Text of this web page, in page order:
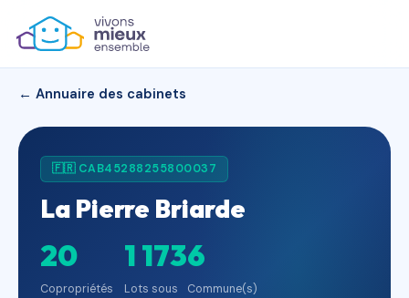
← Annuaire des cabinets
🇫🇷 CAB45288255800037
La Pierre Briarde
20
Copropriétés
1 173
Lots sous
6
Commune(s)